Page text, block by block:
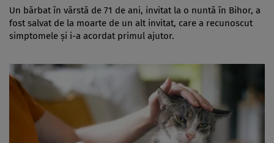
Un bărbat în vârstă de 71 de ani, invitat la o nuntă în Bihor, a
fost salvat de la moarte de un alt invitat, care a recunoscut
simptomele și i-a acordat primul ajutor.